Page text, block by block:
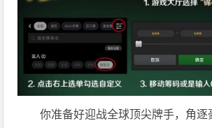
你准备好迎战全球顶尖牌手，角逐